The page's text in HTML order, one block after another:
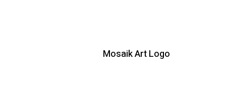
Mosaik Art Logo